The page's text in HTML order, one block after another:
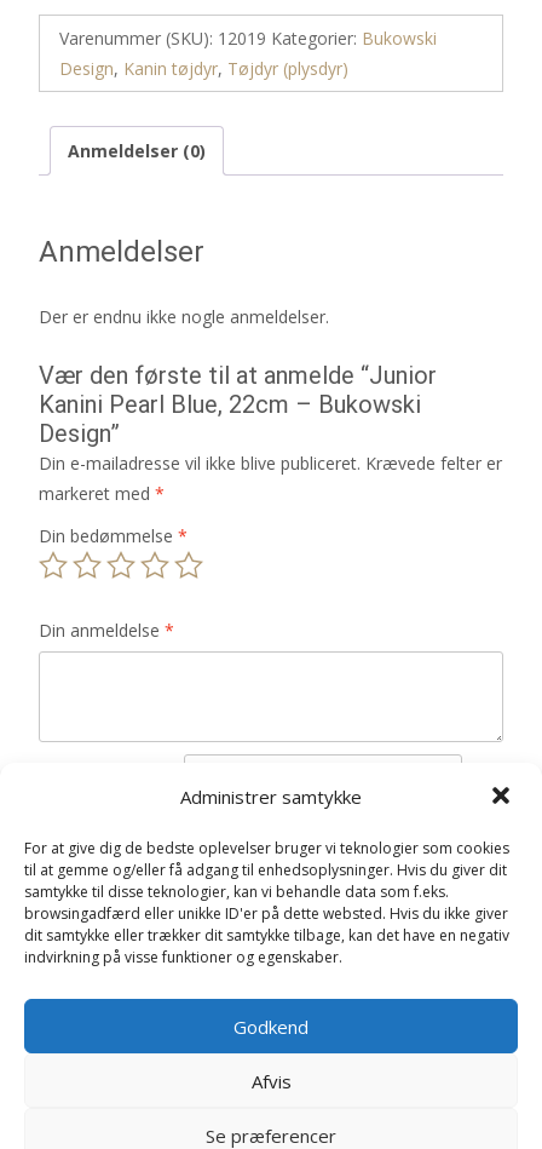
Administrer samtykke
For at give dig de bedste oplevelser bruger vi teknologier som cookies
til at gemme og/eller få adgang til enhedsoplysninger. Hvis du giver dit
samtykke til disse teknologier, kan vi behandle data som f.eks.
browsingadfærd eller unikke ID'er på dette websted. Hvis du ikke giver
dit samtykke eller trækker dit samtykke tilbage, kan det have en negativ
indvirkning på visse funktioner og egenskaber.
Godkend
Afvis
Se præferencer
Varenummer (SKU): 12019 Kategorier: Bukowski
Design, Kanin tøjdyr, Tøjdyr (plysdyr)
Anmeldelser (0)
Anmeldelser
Der er endnu ikke nogle anmeldelser.
Vær den første til at anmelde “Junior
Kanini Pearl Blue, 22cm – Bukowski
Design”
Din e-mailadresse vil ikke blive publiceret. Krævede felter er
markeret med *
Din bedømmelse *
Din anmeldelse *
Gem mit navn, mail og websted i denne browser til
næste gang jeg kommenterer.
Relaterede varer